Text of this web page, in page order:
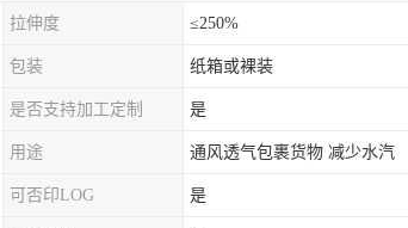
拉伸度 ≤250%
包装 纸箱或裸装
是否支持加工定制 是
用途 通风透气包裹货物 减少水汽
可否印LOG 是